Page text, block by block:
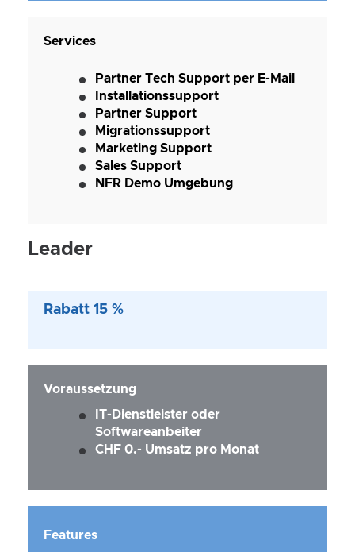
Services
Partner Tech Support per E-Mail
Installationssupport
Partner Support
Migrationssupport
Marketing Support
Sales Support
NFR Demo Umgebung
Leader
Rabatt 15 %
Voraussetzung
IT-Dienstleister oder
Softwareanbeiter
CHF 0.- Umsatz pro Monat
Features